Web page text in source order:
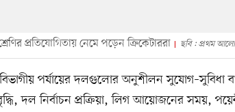
প্রতিযোগিতায় নেমে পড়েন ক্রিকেটাররা ছবি : প্রথম আলো
পর্যায়ের দলগুলোর অনুশীলন সুযোগ–সুবিধা
দল নির্বাচন প্রক্রিয়া, লিগ আয়োজনের সময়,